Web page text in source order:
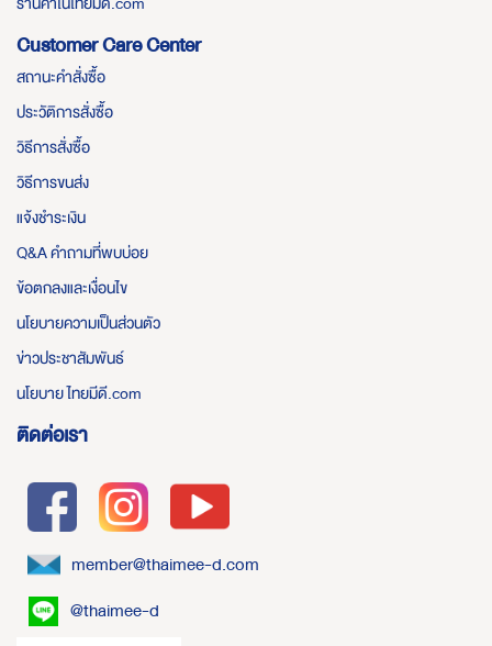
Customer Care Center
สถานะคำสั่งซื้อ
ประวัติการสั่งซื้อ
วิธีการสั่งซื้อ
วิธีการขนส่ง
แจ้งชำระเงิน
Q&A คำถามที่พบบ่อย
ข้อตกลงและเงื่อนไข
นโยบายความเป็นส่วนตัว
ข่าวประชาสัมพันธ์
นโยบาย ไทยมีดี.com
ติดต่อเรา
member@thaimee-d.com
@thaimee-d